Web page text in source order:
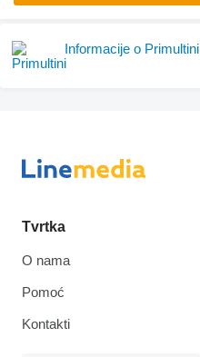
Informacije o Primultini
Tvrtka
O nama
Pomoć
Kontakti